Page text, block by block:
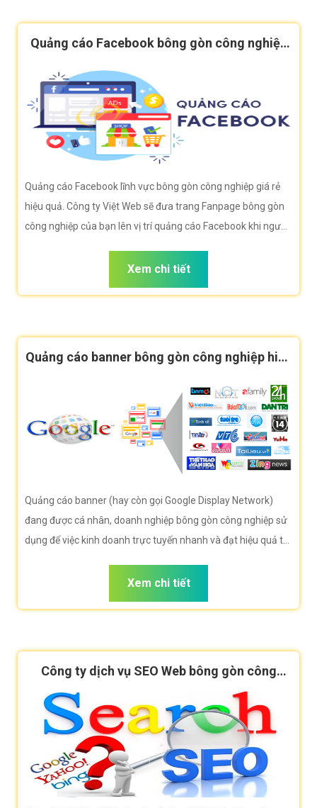
Quảng cáo Facebook bông gòn công nghiệp
Quảng cáo Facebook lĩnh vực bông gòn công nghiệp giá rẻ
hiệu quả. Công ty Việt Web sẽ đưa trang Fanpage bông gòn
công nghiệp của bạn lên vị trí quảng cáo Facebook khi người
Xem chi tiết
Quảng cáo banner bông gòn công nghiệp hiệu
Quảng cáo banner (hay còn gọi Google Display Network)
đang được cá nhân, doanh nghiệp bông gòn công nghiệp sử
dụng để việc kinh doanh trực tuyến nhanh và đạt hiệu quả tối
vụ Quảng cáo banner bông gòn công nghiệp với những tính
Xem chi tiết
Công ty dịch vụ SEO Web bông gòn công